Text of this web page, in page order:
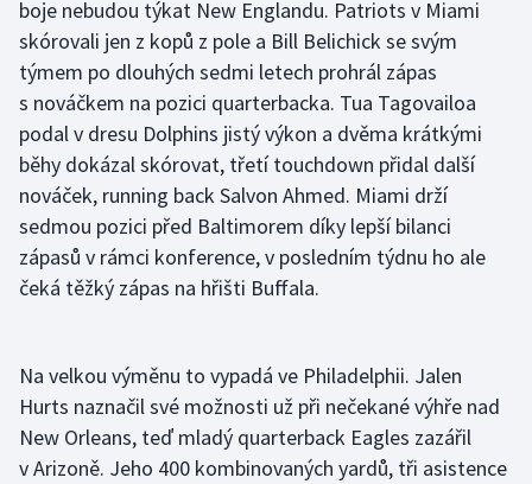
boje nebudou týkat New Englandu. Patriots v Miami
skórovali jen z kopů z pole a Bill Belichick se svým
týmem po dlouhých sedmi letech prohrál zápas
s nováčkem na pozici quarterbacka. Tua Tagovailoa
podal v dresu Dolphins jistý výkon a dvěma krátkými
běhy dokázal skórovat, třetí touchdown přidal další
nováček, running back Salvon Ahmed. Miami drží
sedmou pozici před Baltimorem díky lepší bilanci
zápasů v rámci konference, v posledním týdnu ho ale
čeká těžký zápas na hřišti Buffala.
Na velkou výměnu to vypadá ve Philadelphii. Jalen
Hurts naznačil své možnosti už při nečekané výhře nad
New Orleans, teď mladý quarterback Eagles zazářil
v Arizoně. Jeho 400 kombinovaných yardů, tři asistence